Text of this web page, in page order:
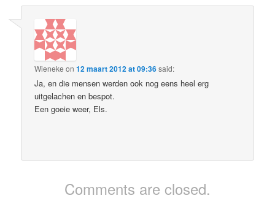
Wieneke on12 maart 2012 at 09:36said:
Ja, en die mensen werden ook nog eens heel erg
uitgelachen en bespot.
Een goeie weer, Els.
Comments are closed.